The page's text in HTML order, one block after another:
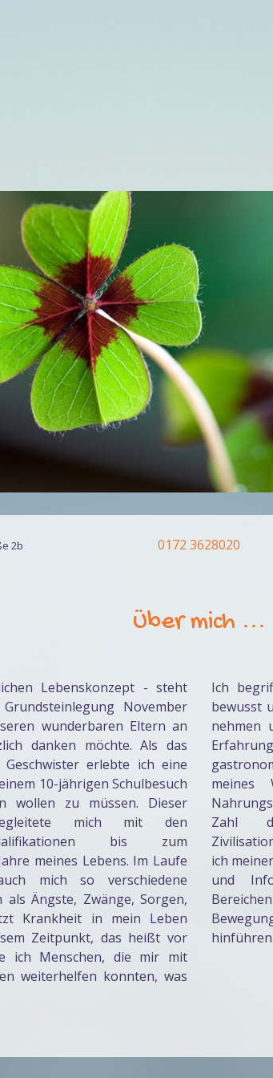
2b
0172 3628020
Über mich ...
Lebenskonzept - steht
November
wunderbaren Eltern an
danken möchte. Als das
erlebte ich eine
10-jährigen Schulbesuch
wollen zu müssen. Dieser
mich mit den
bis zum
meines Lebens. Im Laufe
mich so verschiedene
als Ängste, Zwänge, Sorgen,
Krankheit in mein Leben
Zeitpunkt, das heißt vor
ich Menschen, die mir mit
weiterhelfen konnten, was
Ich
bewusst
nehmen
meines
Zahl
ich
und
hinführen.